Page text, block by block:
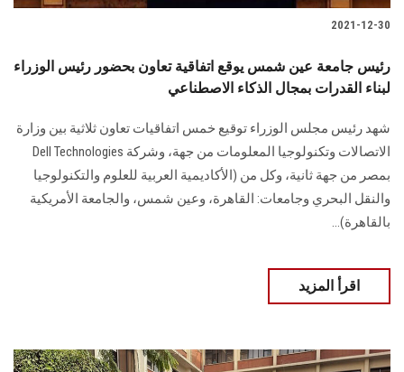
2021-12-30
رئيس جامعة عين شمس يوقع اتفاقية تعاون بحضور رئيس الوزراء
لبناء القدرات بمجال الذكاء الاصطناعي
شهد رئيس مجلس الوزراء توقيع خمس اتفاقيات تعاون ثلاثية بين وزارة
الاتصالات وتكنولوجيا المعلومات من جهة، وشركة Dell Technologies
بمصر من جهة ثانية، وكل من (الأكاديمية العربية للعلوم والتكنولوجيا
والنقل البحري وجامعات: القاهرة، وعين شمس، والجامعة الأمريكية
بالقاهرة)...
اقرأ المزيد